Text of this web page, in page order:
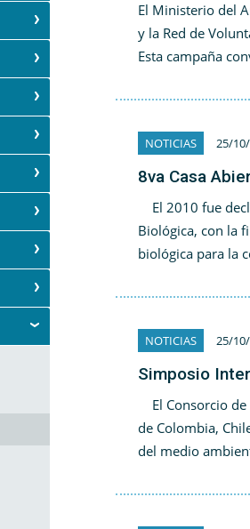
El Ministerio del
y la Red de
Esta campaña
NOTICIAS 25/
8va Casa
El 2010 fue
Biológica, con la
biológica para la
NOTICIAS 25/
Simposio
El Consorcio de
de Colombia,
del medio